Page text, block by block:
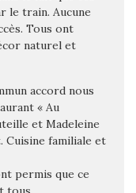
le train. Aucune
Tous ont
naturel et
accord nous
« Au
et Madeleine
Cuisine familiale et
permis que ce